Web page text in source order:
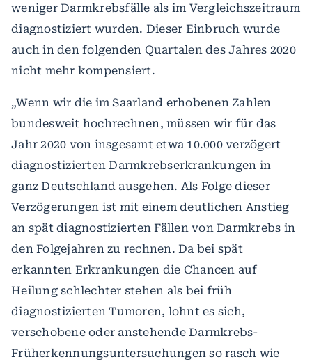
weniger Darmkrebsfälle als im Vergleichszeitraum
diagnostiziert wurden. Dieser Einbruch wurde
auch in den folgenden Quartalen des Jahres 2020
nicht mehr kompensiert.
„Wenn wir die im Saarland erhobenen Zahlen
bundesweit hochrechnen, müssen wir für das
Jahr 2020 von insgesamt etwa 10.000 verzögert
diagnostizierten Darmkrebserkrankungen in
ganz Deutschland ausgehen. Als Folge dieser
Verzögerungen ist mit einem deutlichen Anstieg
an spät diagnostizierten Fällen von Darmkrebs in
den Folgejahren zu rechnen. Da bei spät
erkannten Erkrankungen die Chancen auf
Heilung schlechter stehen als bei früh
diagnostizierten Tumoren, lohnt es sich,
verschobene oder anstehende Darmkrebs-
Früherkennungsuntersuchungen so rasch wie